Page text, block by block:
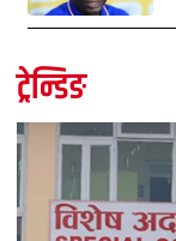
ट्रेन्डिङ